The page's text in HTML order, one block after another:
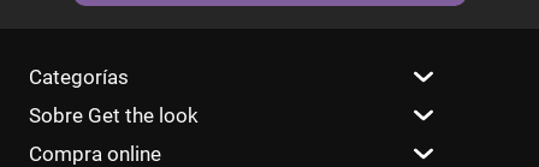
Categorías
Sobre Get the look
Compra online